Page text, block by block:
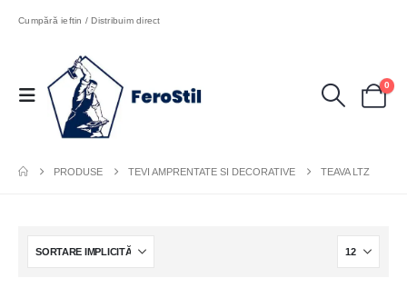
Cumpără ieftin / Distribuim direct
0
PRODUSE TEVI AMPRENTATE SI DECORATIVE TEAVA LTZ